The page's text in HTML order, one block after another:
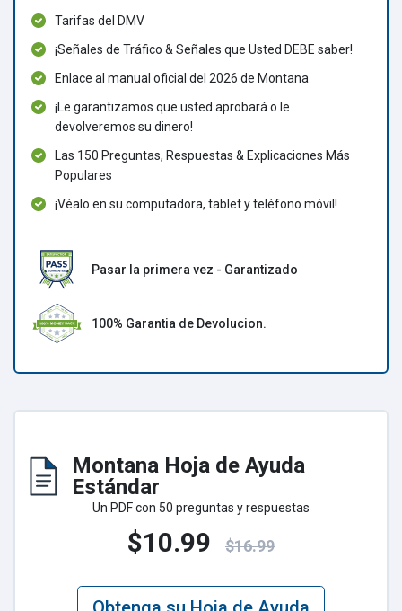
Montana Hoja de Ayuda
Estándar
Un PDF con 50 preguntas y respuestas
$10.99 $16.99
Tarifas del DMV
¡Señales de Tráfico & Señales que Usted DEBE saber!
Enlace al manual oficial del 2026 de Montana
¡Le garantizamos que usted aprobará o le
devolveremos su dinero!
Las 150 Preguntas, Respuestas & Explicaciones Más
Populares
¡Véalo en su computadora, tablet y teléfono móvil!
Pasar la primera vez - Garantizado
100% Garantia de Devolucion.